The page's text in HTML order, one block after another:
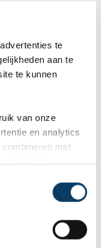
te
aan te
te kunnen
van onze
en analytics
met
gestaakt , want
'Waarschijnlijk
want hij was
helemaal aan
hadden we
waren we laat
drukken. We
gehad.